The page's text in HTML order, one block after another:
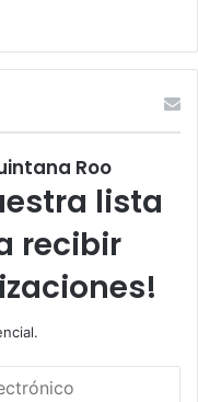
Roo
lista
recibir